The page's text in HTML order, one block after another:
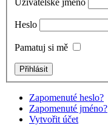
Uživatelské jméno
Heslo
Pamatuj si mě
Zapomenuté heslo?
Zapomenuté jméno?
Vytvořit účet